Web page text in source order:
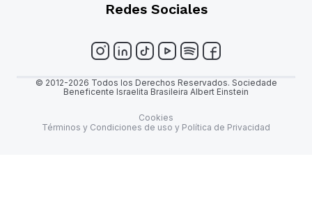
Redes Sociales
© 2012-2026 Todos los Derechos Reservados. Sociedade
Beneficente Israelita Brasileira Albert Einstein
Cookies
Términos y Condiciones de uso y Política de Privacidad